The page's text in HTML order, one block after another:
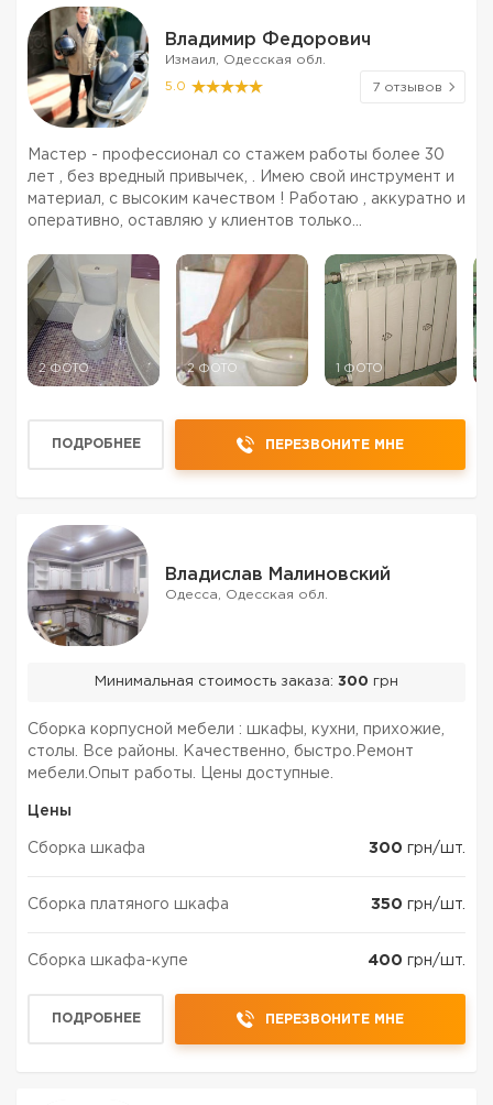
Владимир Федорович
Измаил, Одесская обл.
5.0 7 отзывов
Мастер - профессионал со стажем работы более 30
лет , без вредный привычек, . Имею свой инструмент и
материал, с высоким качеством ! Работаю , аккуратно и
оперативно, оставляю у клиентов только
потраченными деньгами на ветер и европейским
качеством ...
2 ФОТО 2 ФОТО 1 ФОТО
ПОДРОБНЕЕ ПЕРЕЗВОНИТЕ МНЕ
Владислав Малиновский
Одесса, Одесская обл.
Минимальная стоимость заказа: 300 грн
Сборка корпусной мебели : шкафы, кухни, прихожие,
столы. Все районы. Качественно, быстро.Ремонт
мебели.Опыт работы. Цены доступные.
Цены
Сборка шкафа 300 грн/шт.
Сборка платяного шкафа 350 грн/шт.
Сборка шкафа-купе 400 грн/шт.
ПОДРОБНЕЕ ПЕРЕЗВОНИТЕ МНЕ